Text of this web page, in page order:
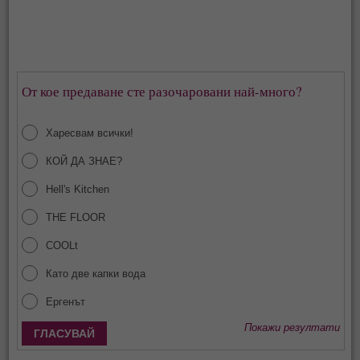
От кое предаване сте разочаровани най-много?
Харесвам всички!
КОЙ ДА ЗНАЕ?
Hell's Kitchen
THE FLOOR
COOLt
Като две капки вода
Ергенът
Покажи резултати